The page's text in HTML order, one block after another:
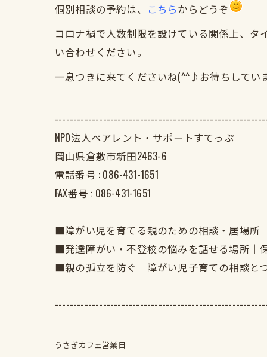
個別相談の予約は、 こちらからどうぞ
コロナ禍で人数制限を設けている関係上、タ
い合わせください。
一息つきに来てくださいね(^^♪お待ちしてい
NPO法人ペアレント・サポートすてっぷ
岡山県倉敷市新田2463-6
電話番号 : 086-431-1651
FAX番号 : 086-431-1651
■障がい児を育てる親のための相談・居場所
■発達障がい・不登校の悩みを話せる場所｜
■親の孤立を防ぐ｜障がい児子育ての相談と
うさぎカフェ営業日